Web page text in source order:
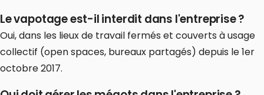
Le vapotage est-il interdit dans l'entreprise ?
Oui, dans les lieux de travail fermés et couverts à usage
collectif (open spaces, bureaux partagés) depuis le 1er
octobre 2017.